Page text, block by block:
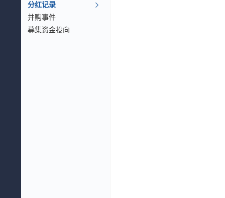
分红记录
并购事件
募集资金投向